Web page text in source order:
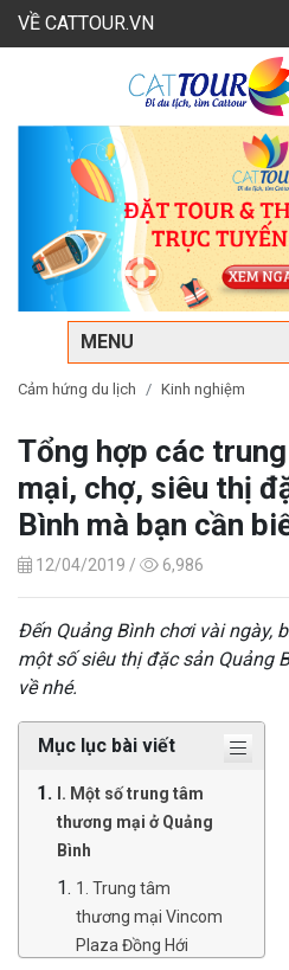
VỀ CATTOUR.VN
MENU
Cảm hứng du lịch Kinh nghiệm
Tổng hợp các
mại, chợ, siêu thị
Bình mà bạn cần
12/04/2019 / 6,986
Đến Quảng Bình chơi vài ngày,
một số siêu thị đặc sản Quảng
về nhé.
Mục lục bài viết
I. Một số trung tâm
thương mại ở Quảng
Bình
1. Trung tâm
thương mại Vincom
Plaza Đồng Hới